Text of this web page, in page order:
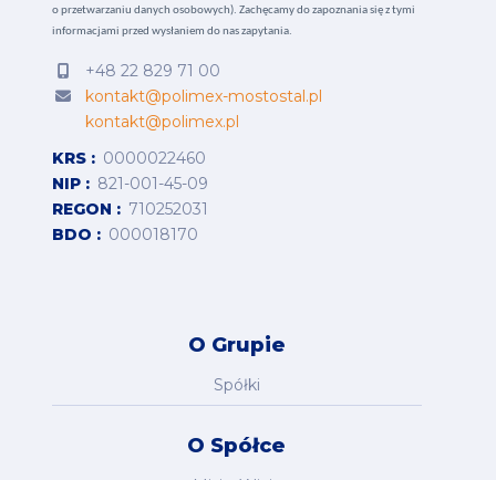
o przetwarzaniu danych osobowych). Zachęcamy do zapoznania się z tymi
informacjami przed wysłaniem do nas zapytania.
+48 22 829 71 00
kontakt@polimex-mostostal.pl
kontakt@polimex.pl
KRS
0000022460
NIP
821-001-45-09
REGON
710252031
BDO
000018170
O Grupie
Spółki
O Spółce